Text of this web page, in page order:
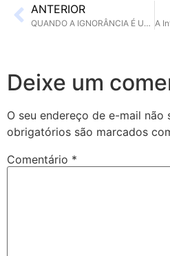
ANTERIOR
QUANDO A IGNORÂNCIA É UMA DÁVIDA
Deixe um
O seu endereço de e-mail não
obrigatórios são marcados
Comentário *